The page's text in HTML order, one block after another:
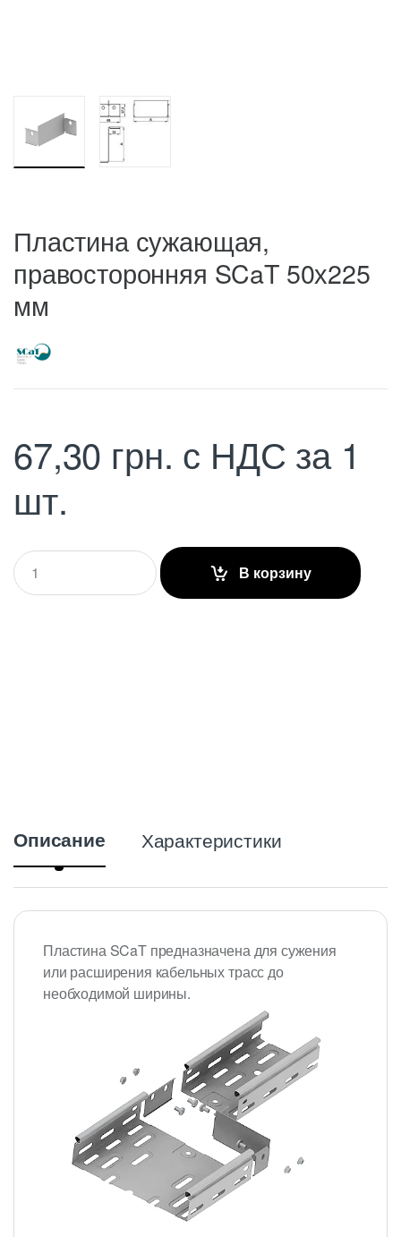
Пластина сужающая,
правосторонняя SCaT 50х225
мм
67,30 грн. с НДС за 1
шт.
Q
u
В корзину
Описание Характеристики
Пластина SCaT предназначена для сужения
или расширения кабельных трасс до
необходимой ширины.